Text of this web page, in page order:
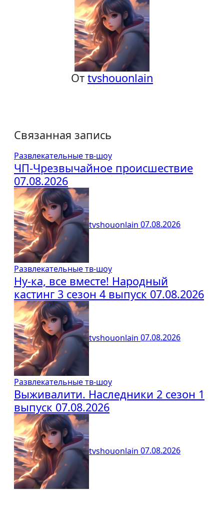
От tvshouonlain
Связанная запись
Развлекательные тв-шоу
ЧП-Чрезвычайное происшествие
07.08.2026
tvshouonlain 07.08.2026
Развлекательные тв-шоу
Ну-ка, все вместе! Народный
кастинг 3 сезон 4 выпуск 07.08.2026
tvshouonlain 07.08.2026
Развлекательные тв-шоу
Выживалити. Наследники 2 сезон 1
выпуск 07.08.2026
tvshouonlain 07.08.2026